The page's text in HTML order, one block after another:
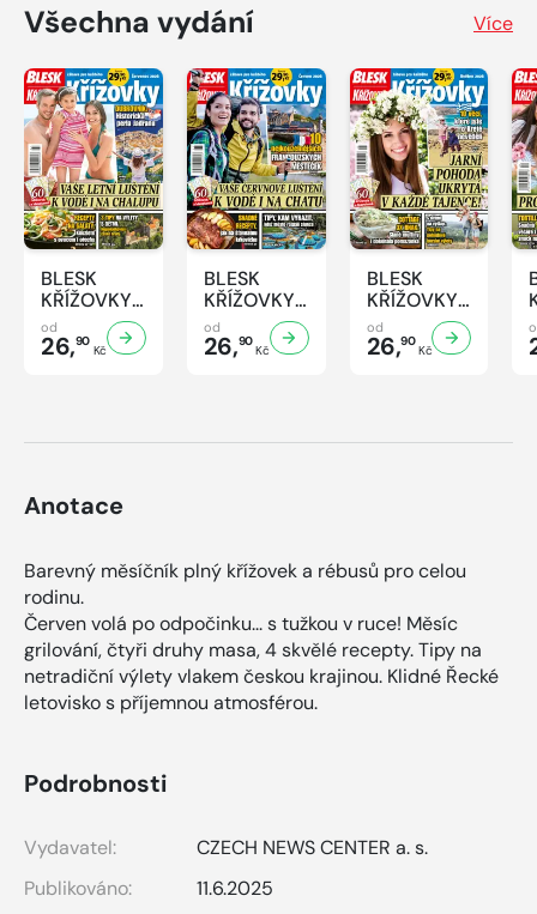
Všechna vydání Více
BLESK
KŘÍŽOVKY
- 7/2026
od
26,90
Kč
BLESK
KŘÍŽOVKY
- 6/2026
od
26,90
Kč
BLESK
KŘÍŽOVKY
- 5/2026
od
26,90
Kč
Anotace
Barevný měsíčník plný křížovek a rébusů pro celou
rodinu.
Červen volá po odpočinku... s tužkou v ruce! Měsíc
grilování, čtyři druhy masa, 4 skvělé recepty. Tipy na
netradiční výlety vlakem českou krajinou. Klidné Řecké
letovisko s příjemnou atmosférou.
Podrobnosti
Vydavatel:
CZECH NEWS CENTER a. s.
Publikováno:
11.6.2025